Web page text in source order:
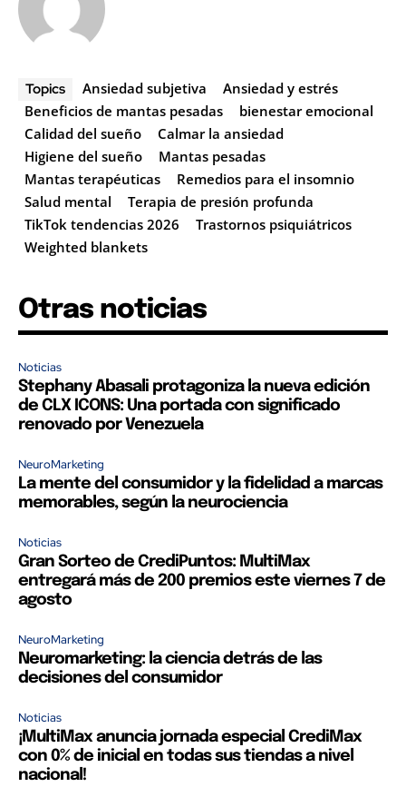
Topics Ansiedad subjetiva
Ansiedad y estrés
Beneficios de mantas pesadas
bienestar emocional
Calidad del sueño
Calmar la ansiedad
Higiene del sueño
Mantas pesadas
Mantas terapéuticas
Remedios para el insomnio
Salud mental
Terapia de presión profunda
TikTok tendencias 2026
Trastornos psiquiátricos
Weighted blankets
Otras noticias
Noticias
Stephany Abasali protagoniza la nueva edición
de CLX ICONS: Una portada con significado
renovado por Venezuela
NeuroMarketing
La mente del consumidor y la fidelidad a marcas
memorables, según la neurociencia
Noticias
Gran Sorteo de CrediPuntos: MultiMax
entregará más de 200 premios este viernes 7 de
agosto
NeuroMarketing
Neuromarketing: la ciencia detrás de las
decisiones del consumidor
Noticias
¡MultiMax anuncia jornada especial CrediMax
con 0% de inicial en todas sus tiendas a nivel
nacional!